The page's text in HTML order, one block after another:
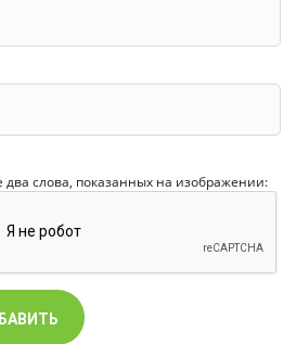
два слова, показанных на изображении: